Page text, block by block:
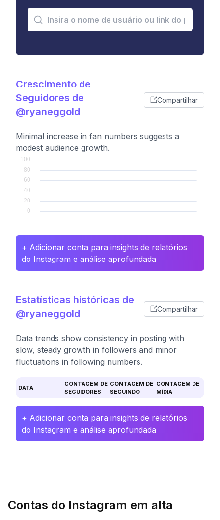
Crescimento de
Seguidores de
@ryaneggold
Compartilhar
Minimal increase in fan numbers suggests a
modest audience growth.
+ Adicionar conta para insights de relatórios
do Instagram e análise aprofundada
Estatísticas históricas de
@ryaneggold
Compartilhar
Data trends show consistency in posting with
slow, steady growth in followers and minor
fluctuations in following numbers.
DATA
CONTAGEM DE
SEGUIDORES
CONTAGEM DE
SEGUINDO
CONTAGEM DE
MÍDIA
+ Adicionar conta para insights de relatórios
do Instagram e análise aprofundada
Contas do Instagram em alta